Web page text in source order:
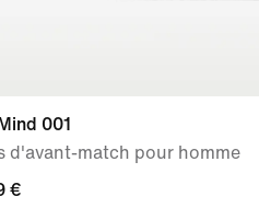
001
d'avant-match pour homme
€
€